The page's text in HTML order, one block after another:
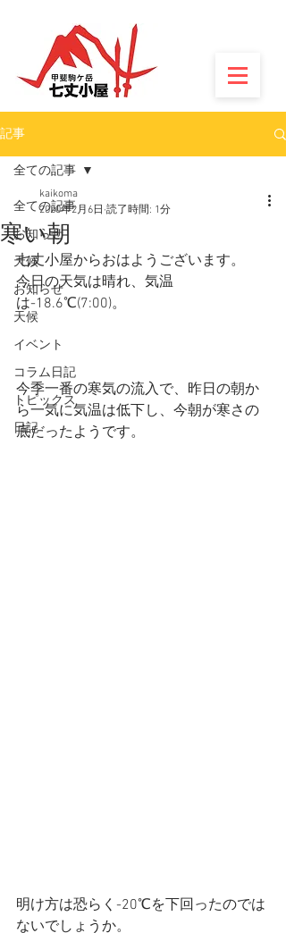
記事
全ての記事
お知らせ
天候
お知らせ
天候
イベント
コラム日記
トピックス
日記
全ての記事
寒い朝
kaikoma
2020年2月6日 読了時間: 1分
七丈小屋からおはようございます。
今日の天気は晴れ、気温
は-18.6℃(7:00)。
今季一番の寒気の流入で、昨日の朝か
ら一気に気温は低下し、今朝が寒さの
底だったようです。
明け方は恐らく-20℃を下回ったのでは
ないでしょうか。